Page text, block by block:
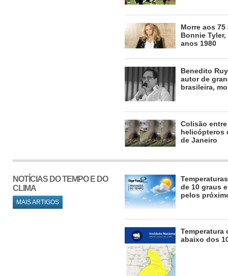
Morre aos 75
Bonnie
anos 1980
Benedito
autor de
brasileira,
Colisão entre
helicópteros
de Janeiro
NOTÍCIAS DO TEMPO E DO
CLIMA
MAIS ARTIGOS
de 10 graus
pelos
Temperatura
abaixo dos